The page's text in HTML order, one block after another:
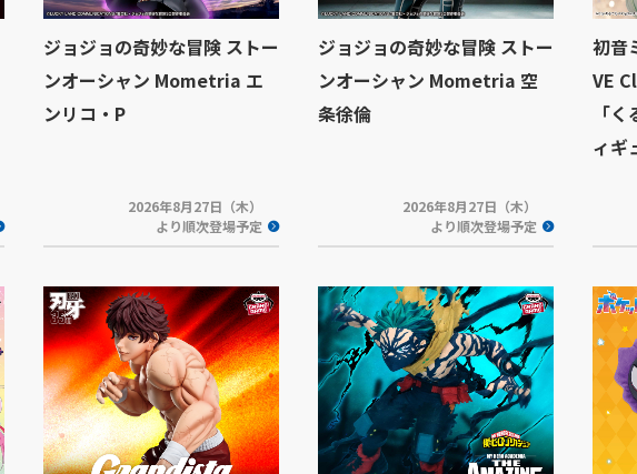
ジョジョの奇妙な冒険 ストー
ンオーシャン Mometria エ
ンリコ・P
2026年8月27日（木）
より順次登場予定
ジョジョの奇妙な冒険 ストー
ンオーシャン Mometria 空
条徐倫
2026年8月27日（木）
より順次登場予定
初音
VE
「
ィギ